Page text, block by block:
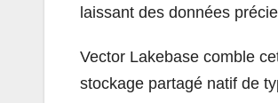
laissant des données
Vector Lakebase comble
stockage partagé natif de